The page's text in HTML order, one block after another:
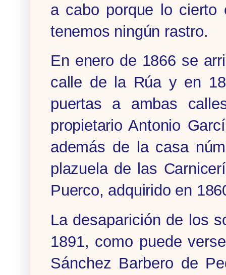
a cabo porque lo
tenemos ningún rastro.
En enero de 1866 se
calle de la Rúa y en
puertas a ambas
propietario Antonio
además de la casa
plazuela de las
Puerco, adquirido en
La desaparición de los
1891, como puede
Sánchez Barbero de